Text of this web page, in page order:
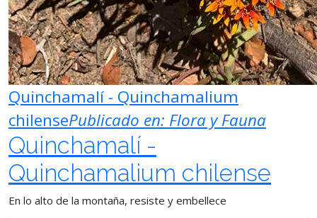
Quinchamalí - Quinchamalium
chilensePublicado en: Flora y Fauna
Quinchamalí -
Quinchamalium chilense
En lo alto de la montaña, resiste y embellece